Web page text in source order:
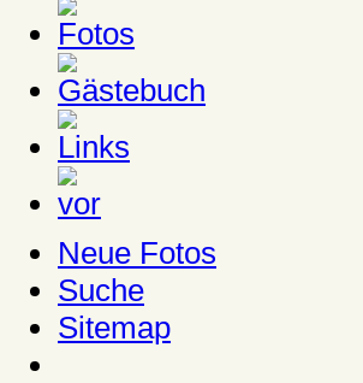
Neue Fotos
Suche
Sitemap